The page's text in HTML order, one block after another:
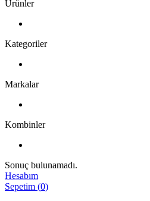
Ürünler
Kategoriler
Markalar
Kombinler
Sonuç bulunamadı.
Hesabım
Sepetim (0)